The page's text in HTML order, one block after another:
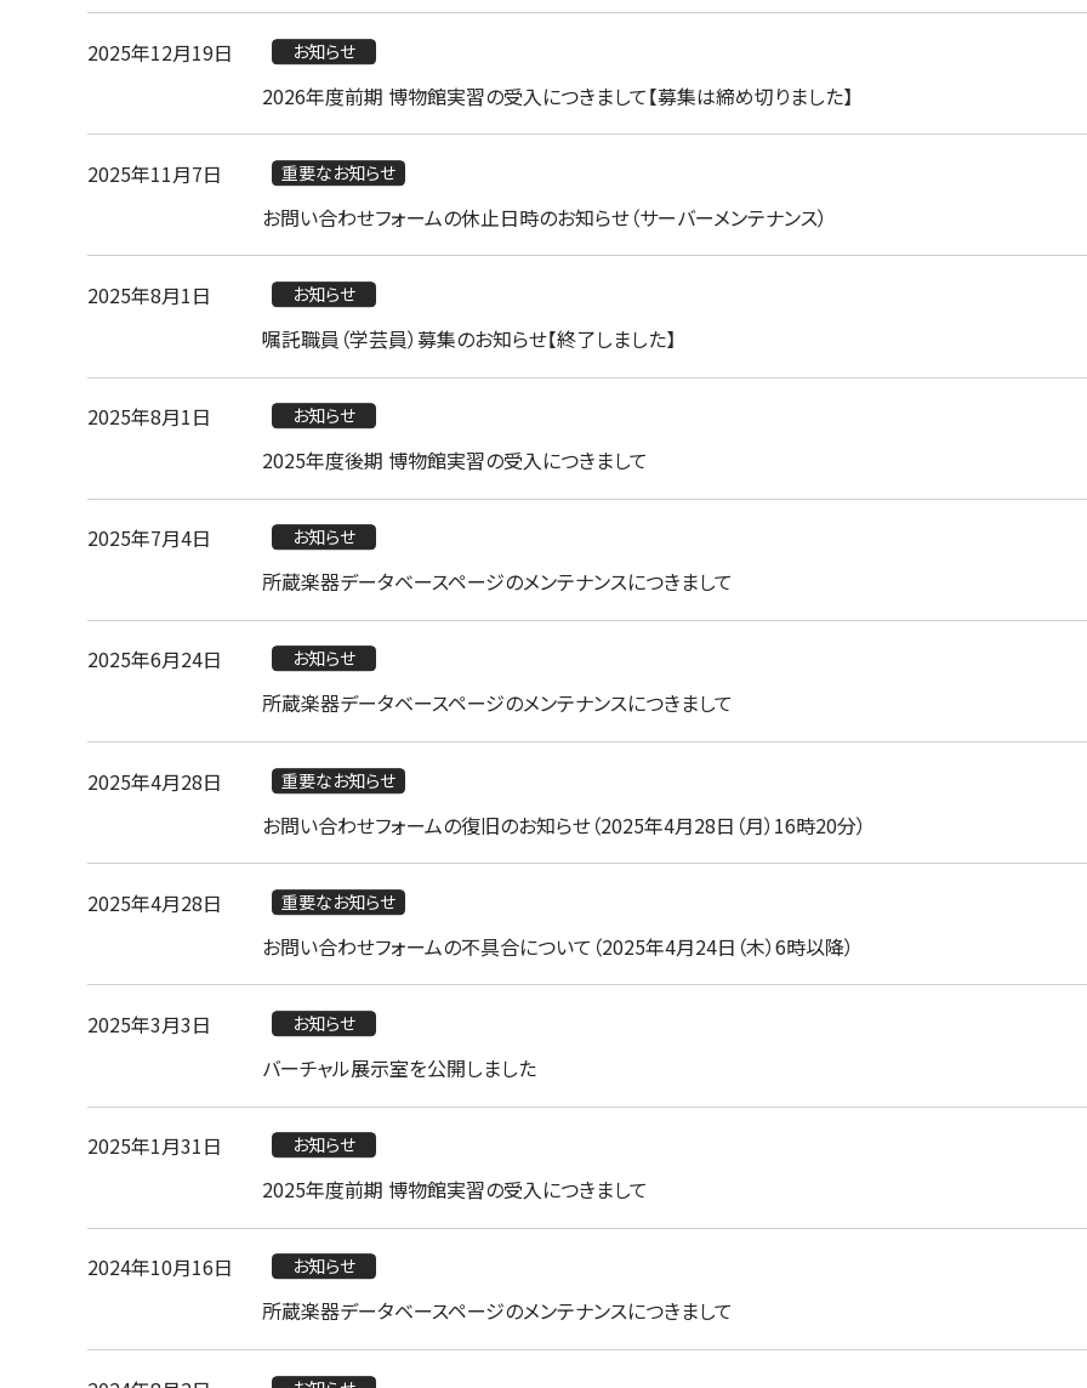
2025年12月19日 お知らせ
2026年度前期 博物館実習の受入につきまして【募集は締め切りました】
2025年11月7日 重要なお知らせ
お問い合わせフォームの休止日時のお知らせ（サーバーメンテナンス）
2025年8月1日 お知らせ
嘱託職員（学芸員）募集のお知らせ【終了しました】
2025年8月1日 お知らせ
2025年度後期 博物館実習の受入につきまして
2025年7月4日 お知らせ
所蔵楽器データベースページのメンテナンスにつきまして
2025年6月24日 お知らせ
所蔵楽器データベースページのメンテナンスにつきまして
2025年4月28日 重要なお知らせ
お問い合わせフォームの復旧のお知らせ（2025年4月28日（月）16時20分）
2025年4月28日 重要なお知らせ
お問い合わせフォームの不具合について（2025年4月24日（木）6時以降）
2025年3月3日 お知らせ
バーチャル展示室を公開しました
2025年1月31日 お知らせ
2025年度前期 博物館実習の受入につきまして
2024年10月16日 お知らせ
所蔵楽器データベースページのメンテナンスにつきまして